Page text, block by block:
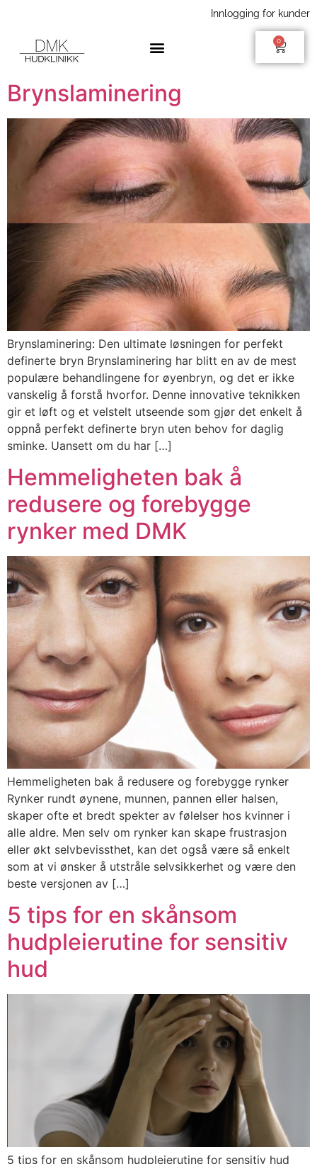
Innlogging for kunder
0
Brynslaminering
Brynslaminering: Den ultimate løsningen for perfekt
definerte bryn Brynslaminering har blitt en av de mest
populære behandlingene for øyenbryn, og det er ikke
vanskelig å forstå hvorfor. Denne innovative teknikken
gir et løft og et velstelt utseende som gjør det enkelt å
oppnå perfekt definerte bryn uten behov for daglig
sminke. Uansett om du har […]
Hemmeligheten bak å
redusere og forebygge
rynker med DMK
Hemmeligheten bak å redusere og forebygge rynker
Rynker rundt øynene, munnen, pannen eller halsen,
skaper ofte et bredt spekter av følelser hos kvinner i
alle aldre. Men selv om rynker kan skape frustrasjon
eller økt selvbevissthet, kan det også være så enkelt
som at vi ønsker å utstråle selvsikkerhet og være den
beste versjonen av […]
5 tips for en skånsom
hudpleierutine for sensitiv
hud ​
5 tips for en skånsom hudpleierutine for sensitiv hud